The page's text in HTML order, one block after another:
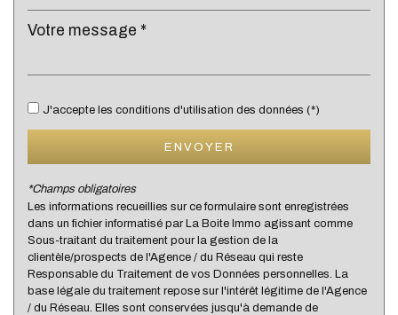
Lycée
statistiques
Nombre d'habitants
146 282
Propriétaires (vs. locataires)
35,79 %
J'accepte les conditions d'utilisation des données (*)
ENVOYER
*Champs obligatoires
Les informations recueillies sur ce formulaire sont enregistrées
dans un fichier informatisé par La Boite Immo agissant comme
Sous-traitant du traitement pour la gestion de la
clientèle/prospects de l'Agence / du Réseau qui reste
Responsable du Traitement de vos Données personnelles. La
base légale du traitement repose sur l'intérêt légitime de l'Agence
/ du Réseau. Elles sont conservées jusqu'à demande de